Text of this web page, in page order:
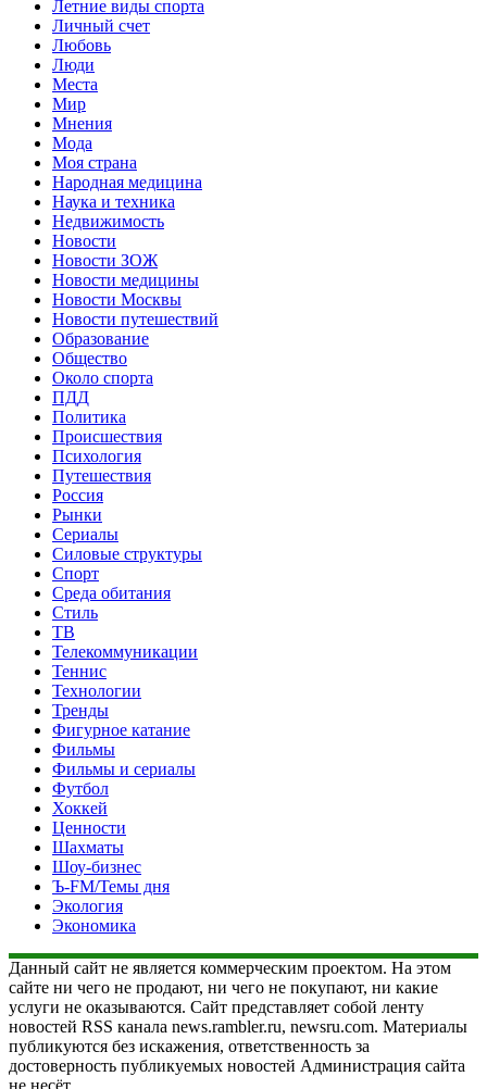
Летние виды спорта
Личный счет
Любовь
Люди
Места
Мир
Мнения
Мода
Моя страна
Народная медицина
Наука и техника
Недвижимость
Новости
Новости ЗОЖ
Новости медицины
Новости Москвы
Новости путешествий
Образование
Общество
Около спорта
ПДД
Политика
Происшествия
Психология
Путешествия
Россия
Рынки
Сериалы
Силовые структуры
Спорт
Среда обитания
Стиль
ТВ
Телекоммуникации
Теннис
Технологии
Тренды
Фигурное катание
Фильмы
Фильмы и сериалы
Футбол
Хоккей
Ценности
Шахматы
Шоу-бизнес
Ъ-FM/Темы дня
Экология
Экономика
Данный сайт не является коммерческим проектом. На этом
сайте ни чего не продают, ни чего не покупают, ни какие
услуги не оказываются. Сайт представляет собой ленту
новостей RSS канала news.rambler.ru, newsru.com. Материалы
публикуются без искажения, ответственность за
достоверность публикуемых новостей Администрация сайта
не несёт.